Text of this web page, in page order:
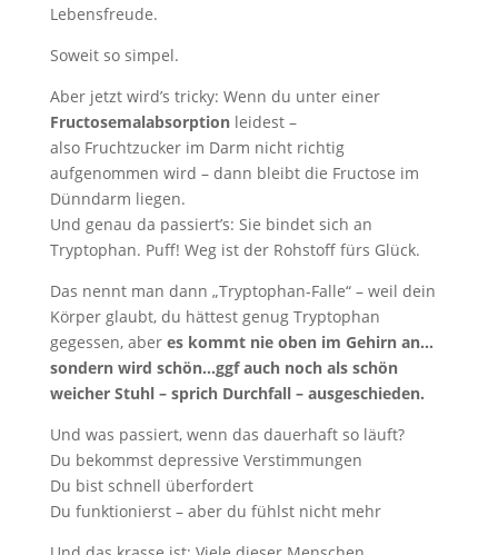
Lebensfreude.
Soweit so simpel.
Aber jetzt wird’s tricky: Wenn du unter einer
Fructosemalabsorptionleidest –
also Fruchtzucker im Darm nicht richtig
aufgenommen wird – dann bleibt die Fructose im
Dünndarm liegen.
Und genau da passiert’s: Sie bindet sich an
Tryptophan. Puff! Weg ist der Rohstoff fürs Glück.
Das nennt man dann „Tryptophan-Falle“ – weil dein
Körper glaubt, du hättest genug Tryptophan
gegessen, aber es kommt nie oben im Gehirn an…
sondern wird schön…ggf auch noch als schön
weicher Stuhl – sprich Durchfall – ausgeschieden.
Und was passiert, wenn das dauerhaft so läuft?
Du bekommst depressive Verstimmungen
Du bist schnell überfordert
Du funktionierst – aber du fühlst nicht mehr